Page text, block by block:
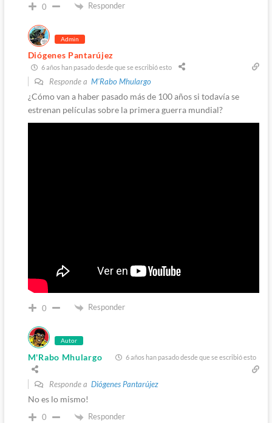
0 Responder
Admin
Diógenes Pantarújez
6 años han pasado desde que se escribió esto
Responde a M'Rabo Mhulargo
¿Cómo van a haber pasado más de 100 años si todavía se
estrenan películas sobre la primera guerra mundial?
0 Responder
Autor
M'Rabo Mhulargo 6 años han pasado desde que se escribió esto
Responde a Diógenes Pantarújez
No es lo mismo!
0 Responder